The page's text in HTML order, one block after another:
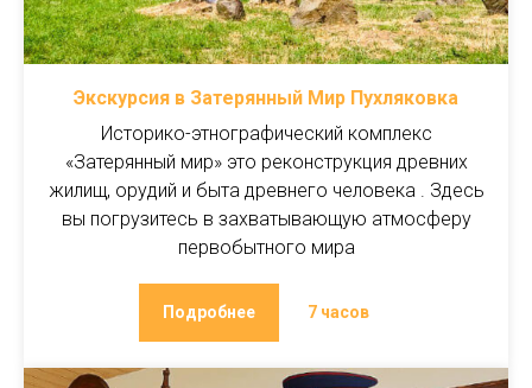
Экскурсия в Затерянный Мир Пухляковка
Историко-этнографический комплекс
«Затерянный мир» это реконструкция древних
жилищ, орудий и быта древнего человека . Здесь
вы погрузитесь в захватывающую атмосферу
первобытного мира
Подробнее 7 часов